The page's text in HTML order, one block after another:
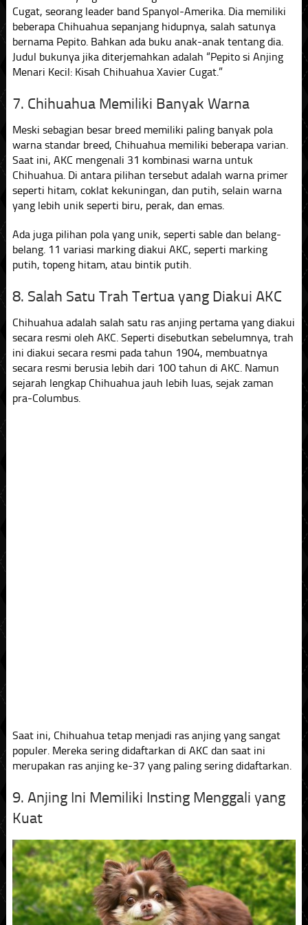
Cugat, seorang leader band Spanyol-Amerika. Dia memiliki
beberapa Chihuahua sepanjang hidupnya, salah satunya
bernama Pepito. Bahkan ada buku anak-anak tentang dia.
Judul bukunya jika diterjemahkan adalah “Pepito si Anjing
Menari Kecil: Kisah Chihuahua Xavier Cugat.”
7. Chihuahua Memiliki Banyak Warna
Meski sebagian besar breed memiliki paling banyak pola
warna standar breed, Chihuahua memiliki beberapa varian.
Saat ini, AKC mengenali 31 kombinasi warna untuk
Chihuahua. Di antara pilihan tersebut adalah warna primer
seperti hitam, coklat kekuningan, dan putih, selain warna
yang lebih unik seperti biru, perak, dan emas.
Ada juga pilihan pola yang unik, seperti sable dan belang-
belang. 11 variasi marking diakui AKC, seperti marking
putih, topeng hitam, atau bintik putih.
8. Salah Satu Trah Tertua yang Diakui AKC
Chihuahua adalah salah satu ras anjing pertama yang diakui
secara resmi oleh AKC. Seperti disebutkan sebelumnya, trah
ini diakui secara resmi pada tahun 1904, membuatnya
secara resmi berusia lebih dari 100 tahun di AKC. Namun
sejarah lengkap Chihuahua jauh lebih luas, sejak zaman
pra-Columbus.
Saat ini, Chihuahua tetap menjadi ras anjing yang sangat
populer. Mereka sering didaftarkan di AKC dan saat ini
merupakan ras anjing ke-37 yang paling sering didaftarkan.
9. Anjing Ini Memiliki Insting Menggali yang
Kuat